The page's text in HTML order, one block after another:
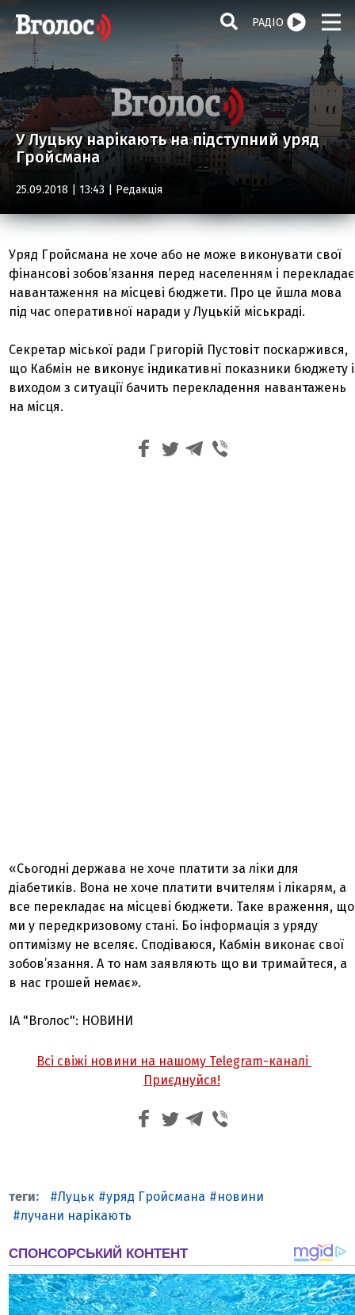
РАДІО
У Луцьку нарікають на підступний уряд
Гройсмана
25.09.2018 | 13:43 | Редакція
Уряд Гройсмана не хоче або не може виконувати свої
фінансові зобов’язання перед населенням і перекладає
навантаження на місцеві бюджети. Про це йшла мова
під час оперативної наради у Луцькій міськраді.
Секретар міської ради Григорій Пустовіт поскаржився,
що Кабмін не виконує індикативні показники бюджету і
виходом з ситуації бачить перекладення навантажень
на місця.
«Сьогодні держава не хоче платити за ліки для
діабетиків. Вона не хоче платити вчителям і лікарям, а
все перекладає на місцеві бюджети. Таке враження, що
ми у передкризовому стані. Бо інформація з уряду
оптимізму не вселяє. Сподіваюся, Кабмін виконає свої
зобов’язання. А то нам заявляють що ви тримайтеся, а
в нас грошей немає».
ІА "Вголос": НОВИНИ
Всі свіжі новини на нашому Telegram-каналі
Приєднуйся!
Луцьк уряд Гройсмана
новини
лучани нарікають